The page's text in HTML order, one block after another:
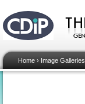
Home › Image Galleries